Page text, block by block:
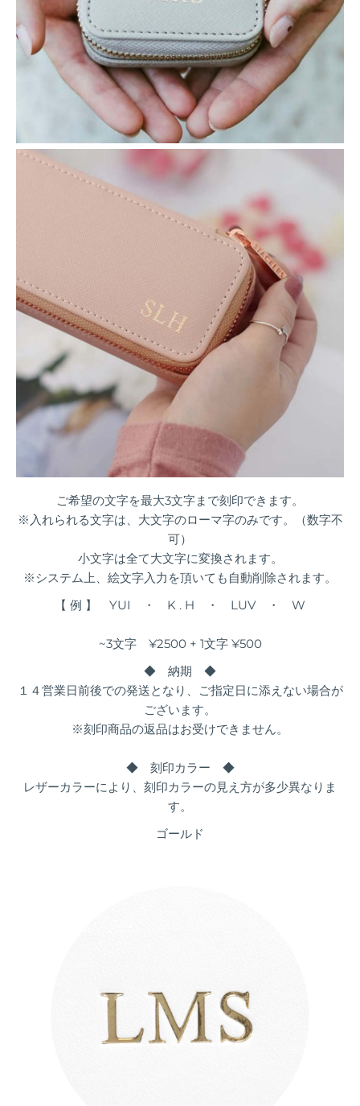
ご希望の文字を最大3文字まで刻印できます。
※入れられる文字は、大文字のローマ字のみです。（数字不
可）
小文字は全て大文字に変換されます。
※システム上、絵文字入力を頂いても自動削除されます。
【 例 】 YUI ・ K . H ・ LUV ・ W
~3文字 ¥2500 + 1文字 ¥500
◆ 納期 ◆
１４営業日前後での発送となり、ご指定日に添えない場合が
ございます。
※刻印商品の返品はお受けできません。
◆ 刻印カラー ◆
レザーカラーにより、刻印カラーの見え方が多少異なりま
す。
ゴールド